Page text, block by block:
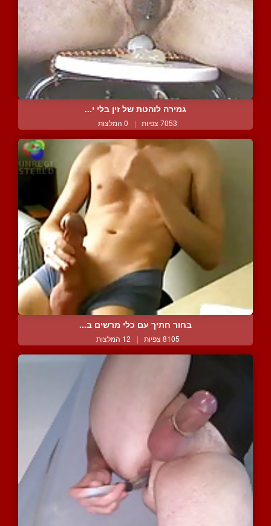
גמירה לוהטת של זין בלי י...
7053 צפיות | 0 המלצות
בחור חתיך עם כלי מרשים ב...
8105 צפיות | 12 המלצות